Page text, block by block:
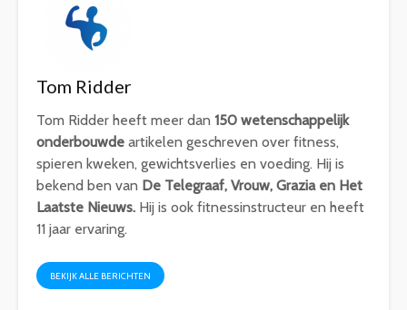
Tom Ridder
Tom Ridder heeft meer dan 150 wetenschappelijk
onderbouwde artikelen geschreven over fitness,
spieren kweken, gewichtsverlies en voeding. Hij is
bekend ben van De Telegraaf, Vrouw, Grazia en Het
Laatste Nieuws. Hij is ook fitnessinstructeur en heeft
11 jaar ervaring.
BEKIJK ALLE BERICHTEN